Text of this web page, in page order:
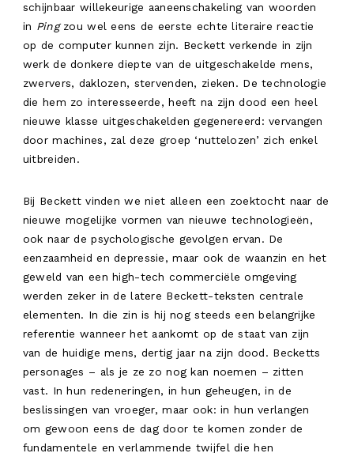
schijnbaar willekeurige aaneenschakeling van woorden
in Pingzou wel eens de eerste echte literaire reactie
op de computer kunnen zijn. Beckett verkende in zijn
werk de donkere diepte van de uitgeschakelde mens,
zwervers, daklozen, stervenden, zieken. De technologie
die hem zo interesseerde, heeft na zijn dood een heel
nieuwe klasse uitgeschakelden gegenereerd: vervangen
door machines, zal deze groep ‘nuttelozen’ zich enkel
uitbreiden.
Bij Beckett vinden we niet alleen een zoektocht naar de
nieuwe mogelijke vormen van nieuwe technologieën,
ook naar de psychologische gevolgen ervan. De
eenzaamheid en depressie, maar ook de waanzin en het
geweld van een high-tech commerciële omgeving
werden zeker in de latere Beckett-teksten centrale
elementen. In die zin is hij nog steeds een belangrijke
referentie wanneer het aankomt op de staat van zijn
van de huidige mens, dertig jaar na zijn dood. Becketts
personages – als je ze zo nog kan noemen – zitten
vast. In hun redeneringen, in hun geheugen, in de
beslissingen van vroeger, maar ook: in hun verlangen
om gewoon eens de dag door te komen zonder de
fundamentele en verlammende twijfel die hen